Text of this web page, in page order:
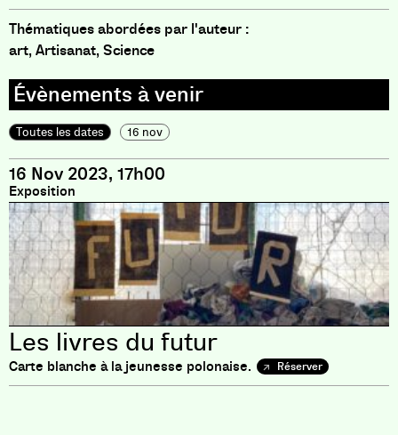
Thématiques abordées par l'auteur :
art, Artisanat, Science
Toutes les dates 16 nov
16 Nov 2023, 17h00
Exposition
Les livres du futur
Carte blanche à la jeunesse polonaise. Réserver